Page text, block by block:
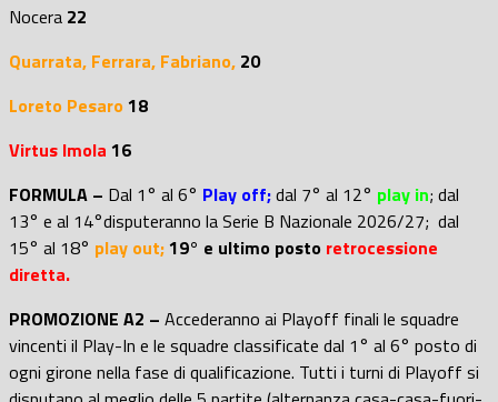
Nocera 22
Quarrata, Ferrara, Fabriano, 20
Loreto Pesaro18
Virtus Imola 16
FORMULA – Dal 1° al 6° Play off;dal 7° al 12° play in; dal
13° e al 14°disputeranno la Serie B Nazionale 2026/27; dal
15° al 18° play out;19° e ultimo posto retrocessione
diretta.
PROMOZIONE A2 – Accederanno ai Playoff finali le squadre
vincenti il Play-In e le squadre classificate dal 1° al 6° posto di
ogni girone nella fase di qualificazione. Tutti i turni di Playoff si